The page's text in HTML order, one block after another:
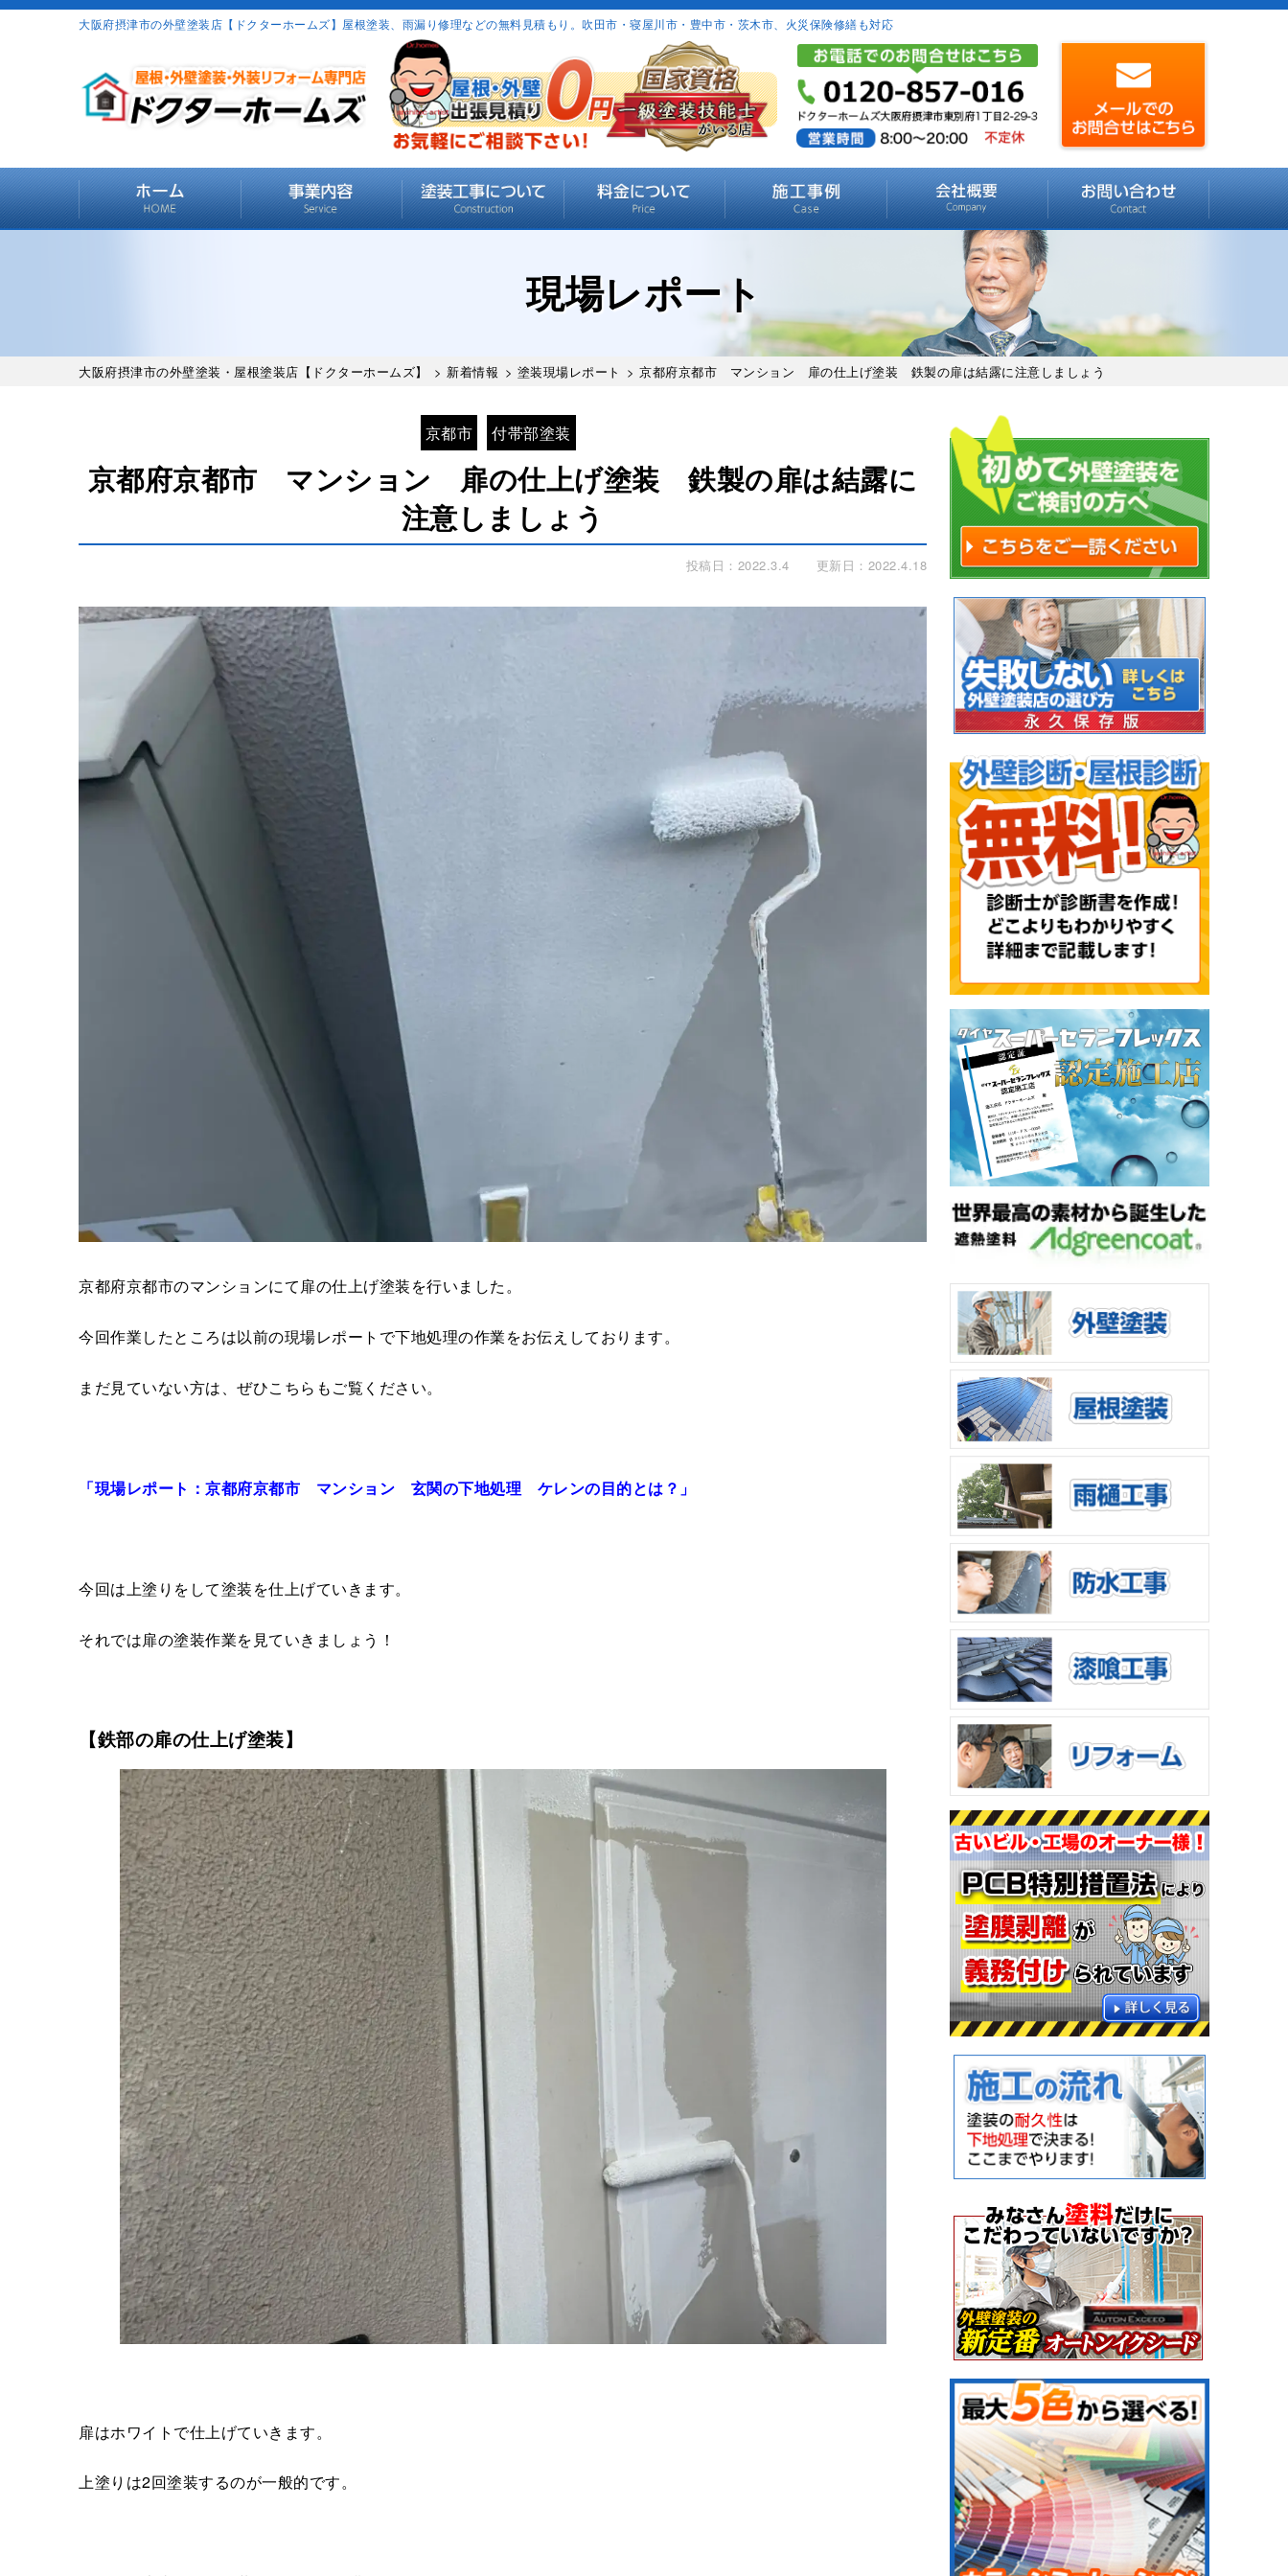
大阪府摂津市の外壁塗装店【ドクターホームズ】屋根塗装、雨漏り修理などの無料見積もり。吹田市・寝屋川市・豊中市・茨木市、火災保険修繕も対応
現場レポート
大阪府摂津市の外壁塗装・屋根塗装店【ドクターホームズ】 > 新着情報 > 塗装現場レポート > 京都府京都市 マンション 扉の仕上げ塗装 鉄製の扉は結露に注意しましょう
京都市 付帯部塗装
京都府京都市 マンション 扉の仕上げ塗装 鉄製の扉は結露に
注意しましょう
投稿日：2022.3.4 更新日：2022.4.18
京都府京都市のマンションにて扉の仕上げ塗装を行いました。
今回作業したところは以前の現場レポートで下地処理の作業をお伝えしております。
まだ見ていない方は、ぜひこちらもご覧ください。
「現場レポート：京都府京都市 マンション 玄関の下地処理 ケレンの目的とは？」
今回は上塗りをして塗装を仕上げていきます。
それでは扉の塗装作業を見ていきましょう！
【鉄部の扉の仕上げ塗装】
扉はホワイトで仕上げていきます。
上塗りは2回塗装するのが一般的です。